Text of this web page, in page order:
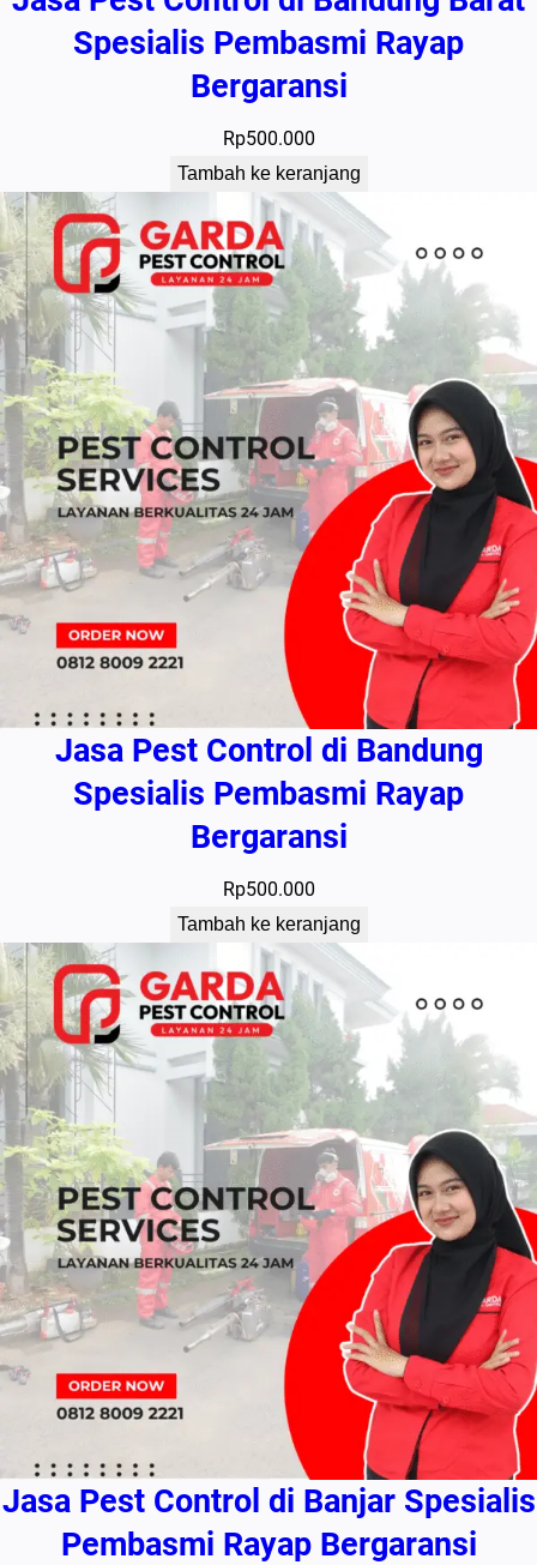
Spesialis Pembasmi Rayap
Bergaransi
Rp500.000
Tambah ke keranjang
Jasa Pest Control di Bandung
Spesialis Pembasmi Rayap
Bergaransi
Rp500.000
Tambah ke keranjang
Jasa Pest Control di Banjar Spesialis
Pembasmi Rayap Bergaransi